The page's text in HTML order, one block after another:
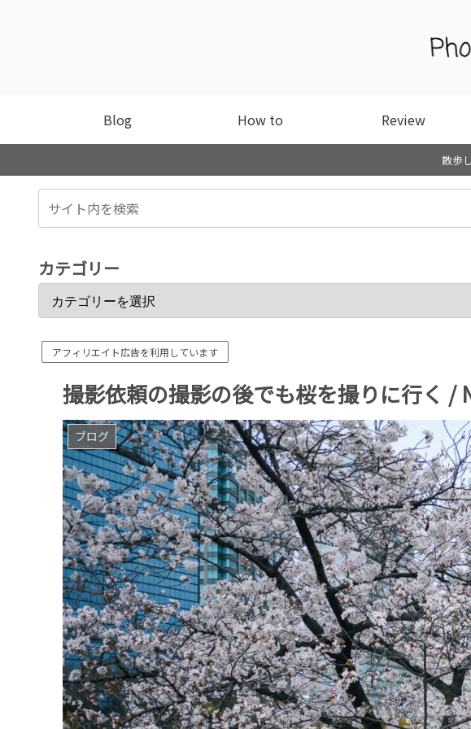
Blog How to Review
散歩
カテゴリー
アフィリエイト広告を利用しています
撮影依頼の撮影の後でも桜を撮りに行く
ブログ